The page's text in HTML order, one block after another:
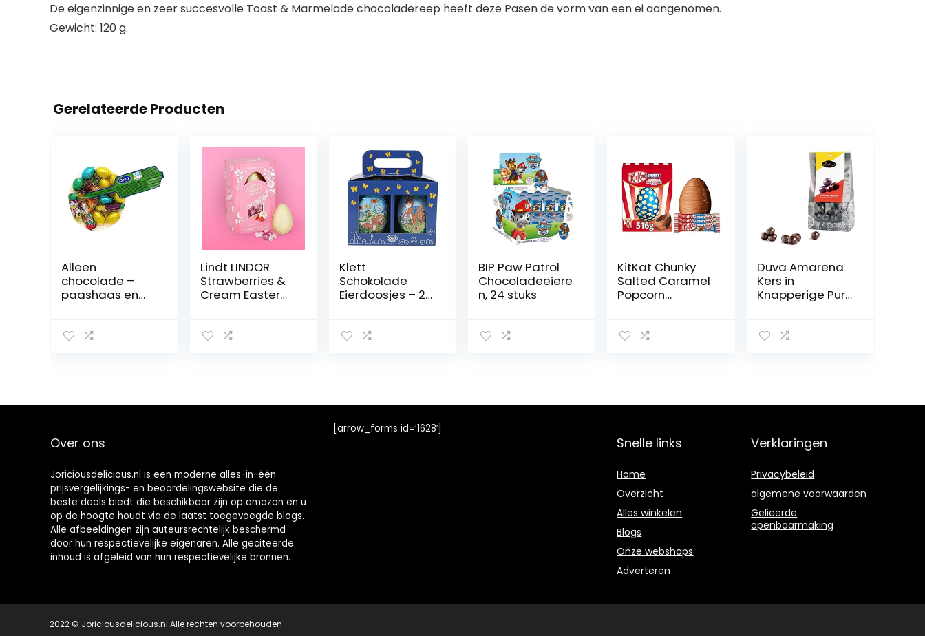
De eigenzinnige en zeer succesvolle Toast & Marmelade chocoladereep heeft deze Pasen de vorm van een ei aangenomen.
Gewicht: 120 g.
Gerelateerde Producten
Alleen
chocolade –
paashaas en
chocolade
Pasen – 100 g
Lindt LINDOR
Strawberries &
Cream Easter
Lindt White
with a smooth
Klett
Schokolade
Eierdoosjes – 2
– paashaas als
110 g
BIP Paw Patrol
Chocoladeeiere
n, 24 stuks
KitKat Chunky
Salted Caramel
Popcorn
516g
Duva Amarena
Kers in
Knapperige Pure
Omhuld door
Over ons
Joriciousdelicious.nl is een moderne alles-in-één
prijsvergelijkings- en beoordelingswebsite die de
beste deals biedt die beschikbaar zijn op amazon en u
op de hoogte houdt via de laatst toegevoegde blogs.
Alle afbeeldingen zijn auteursrechtelijk beschermd
door hun respectievelijke eigenaren. Alle geciteerde
inhoud is afgeleid van hun respectievelijke bronnen.
[arrow_forms id=’1628′]
Snelle links
Home
Overzicht
Alles winkelen
Blogs
Onze webshops
Adverteren
Verklaringen
Privacybeleid
algemene voorwaarden
Gelieerde
openbaarmaking
2022 © Joriciousdelicious.nl Alle rechten voorbehouden